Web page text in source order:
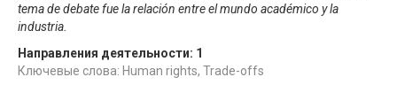
tema de debate fue la relación entre el mundo académico y la
industria.
Направления деятельности: 1
Ключевые слова: Human rights, Trade-offs